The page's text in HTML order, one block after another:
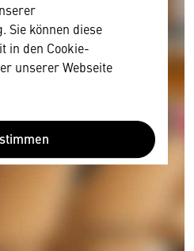
Sie können diese
in den Cookie-
unserer Webseite